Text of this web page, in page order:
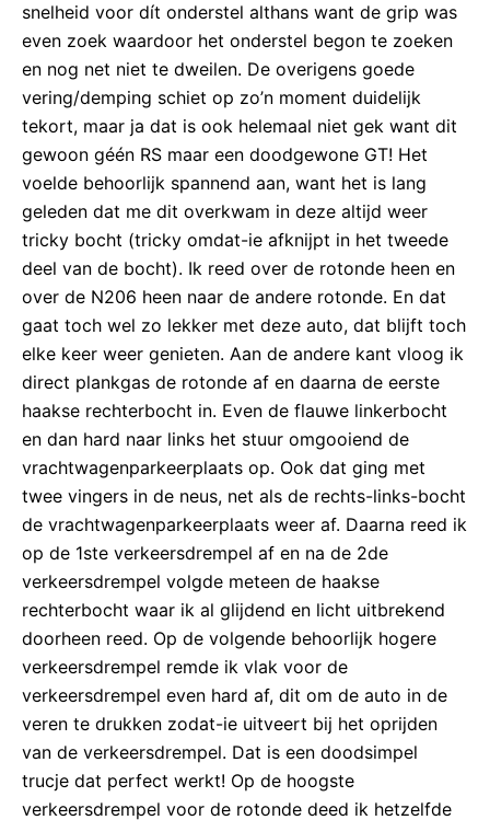
snelheid voor dít onderstel althans want de grip was
even zoek waardoor het onderstel begon te zoeken
en nog net niet te dweilen. De overigens goede
vering/demping schiet op zo’n moment duidelijk
tekort, maar ja dat is ook helemaal niet gek want dit
gewoon géén RS maar een doodgewone GT! Het
voelde behoorlijk spannend aan, want het is lang
geleden dat me dit overkwam in deze altijd weer
tricky bocht (tricky omdat-ie afknijpt in het tweede
deel van de bocht). Ik reed over de rotonde heen en
over de N206 heen naar de andere rotonde. En dat
gaat toch wel zo lekker met deze auto, dat blijft toch
elke keer weer genieten. Aan de andere kant vloog ik
direct plankgas de rotonde af en daarna de eerste
haakse rechterbocht in. Even de flauwe linkerbocht
en dan hard naar links het stuur omgooiend de
vrachtwagenparkeerplaats op. Ook dat ging met
twee vingers in de neus, net als de rechts-links-bocht
de vrachtwagenparkeerplaats weer af. Daarna reed ik
op de 1ste verkeersdrempel af en na de 2de
verkeersdrempel volgde meteen de haakse
rechterbocht waar ik al glijdend en licht uitbrekend
doorheen reed. Op de volgende behoorlijk hogere
verkeersdrempel remde ik vlak voor de
verkeersdrempel even hard af, dit om de auto in de
veren te drukken zodat-ie uitveert bij het oprijden
van de verkeersdrempel. Dat is een doodsimpel
trucje dat perfect werkt! Op de hoogste
verkeersdrempel voor de rotonde deed ik hetzelfde